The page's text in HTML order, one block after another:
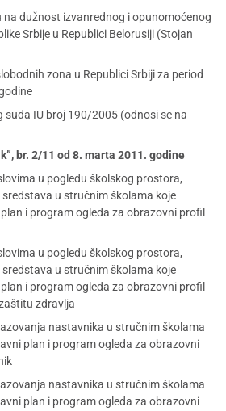
na dužnost izvanrednog i opunomoćenog
Srbije u Republici Belorusiji (Stojan
zona u Republici Srbiji za period
suda IU broj 190/2005 (odnosi se na
br. 2/11 od 8. marta 2011. godine
u pogledu školskog prostora,
u stručnim školama koje
i program ogleda za obrazovni profil
u pogledu školskog prostora,
u stručnim školama koje
i program ogleda za obrazovni profil
zdravlja
nastavnika u stručnim školama
plan i program ogleda za obrazovni
nastavnika u stručnim školama
plan i program ogleda za obrazovni